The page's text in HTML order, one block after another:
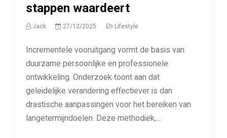
stappen waardeert
Jack 27/12/2025 Lifestyle
Incrementele vooruitgang vormt de basis van
duurzame persoonlijke en professionele
ontwikkeling. Onderzoek toont aan dat
geleidelijke verandering effectiever is dan
drastische aanpassingen voor het bereiken van
langetermijndoelen. Deze methodiek,...